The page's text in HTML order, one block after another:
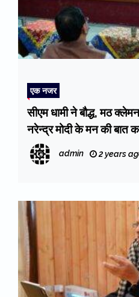
एक नजर
सीएम धामी ने बौद्ध, मठ
नरेन्द्र मोदी के मन की बात
admin 2 years